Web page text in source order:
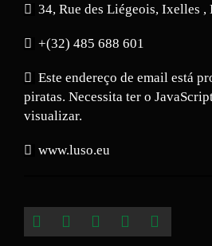
34, Rue des Liégeois, Ixelles ,
+(32) 485 688 601
Este endereço de email está
piratas. Necessita ter o
visualizar.
www.luso.eu